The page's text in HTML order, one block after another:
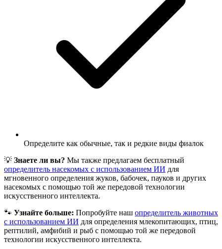
Определите как обычные, так и редкие виды фиалок
💡 Знаете ли вы? Мы также предлагаем бесплатный
определитель насекомых с использованием ИИ для
мгновенного определения жуков, бабочек, пауков и других
насекомых с помощью той же передовой технологии
искусственного интеллекта.
🐾 Узнайте больше: Попробуйте наш определитель животных
с использованием ИИ для определения млекопитающих, птиц,
рептилий, амфибий и рыб с помощью той же передовой
технологии искусственного интеллекта.